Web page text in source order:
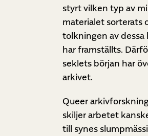
styrt vilken typ av
materialet sorterats
tolkningen av
har framställts.
seklets början har
arkivet.
Queer
skiljer arbetet
till synes